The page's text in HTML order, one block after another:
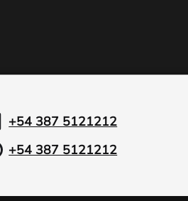
+54 387 5121212
+54 387 5121212